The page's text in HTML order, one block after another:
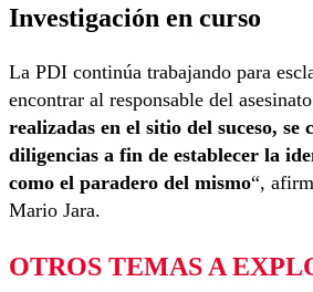
Investigación en curso
La PDI continúa trabajando para
encontrar al responsable del
realizadas en el sitio del suceso, se
diligencias a fin de establecer la
como el paradero del mismo“,
Mario Jara.
OTROS TEMAS A